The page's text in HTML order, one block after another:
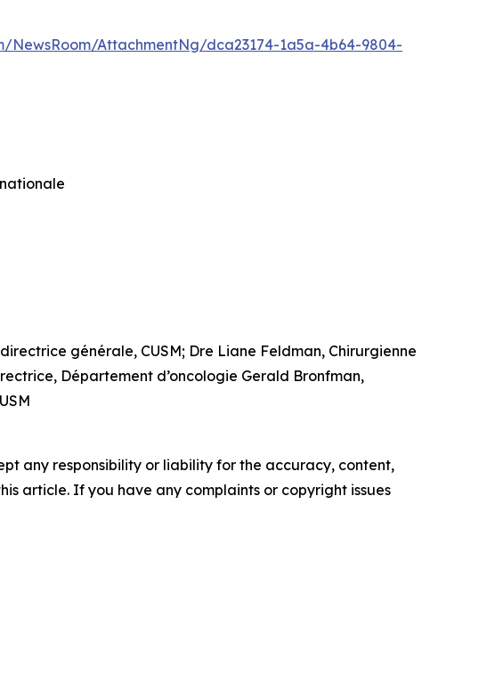
NewsRoom/AttachmentNg/dca23174-1a5a-4b64-9804-
générale, CUSM; Dre Liane Feldman, Chirurgienne
Département d’oncologie Gerald Bronfman,
any responsibility or liability for the accuracy, content,
article. If you have any complaints or copyright issues